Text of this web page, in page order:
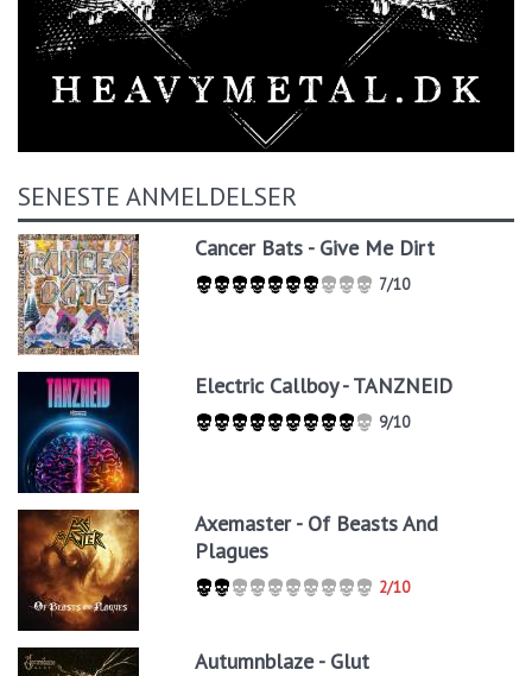
SENESTE ANMELDELSER
Cancer Bats - Give Me Dirt
7/10
Electric Callboy - TANZNEID
9/10
Axemaster - Of Beasts And
Plagues
2/10
Autumnblaze - Glut